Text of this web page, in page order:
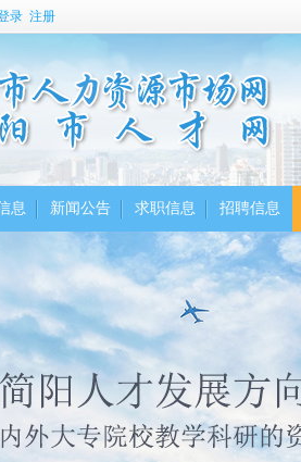
录 注册
息 新闻公告 求职信息 招聘信息